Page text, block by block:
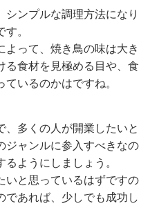
ンプルな調理方法になり
。
よって、焼き鳥の味は大き
る食材を見極める目や、食
いるのかはですね。
、多くの人が開業したいと
ジャンルに参入すべきなの
ようにしましょう。
いと思っているはずですの
であれば、少しでも成功し